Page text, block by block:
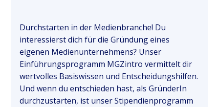
Durchstarten in der Medienbranche! Du
interessierst dich für die Gründung eines
eigenen Medienunternehmens? Unser
Einführungsprogramm MGZintro vermittelt dir
wertvolles Basiswissen und Entscheidungshilfen.
Und wenn du entschieden hast, als GründerIn
durchzustarten, ist unser Stipendienprogramm